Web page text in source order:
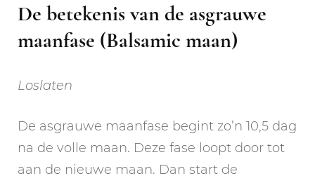
De betekenis van de asgrauwe
maanfase (Balsamic maan)
Loslaten
De asgrauwe maanfase begint zo’n 10,5 dag
na de volle maan. Deze fase loopt door tot
aan de nieuwe maan. Dan start de